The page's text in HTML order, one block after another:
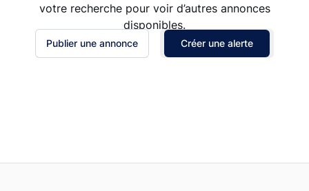
votre recherche pour voir d’autres annonces
disponibles.
Publier une annonce Créer une alerte